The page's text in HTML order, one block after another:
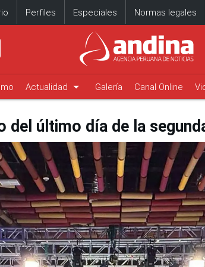
Perfiles Especiales Normas legales
Actualidad arrow_drop_down Galería Canal Online
último día de la